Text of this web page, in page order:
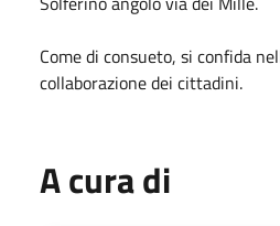
Come di consueto, si confida
collaborazione dei cittadini.
A cura di